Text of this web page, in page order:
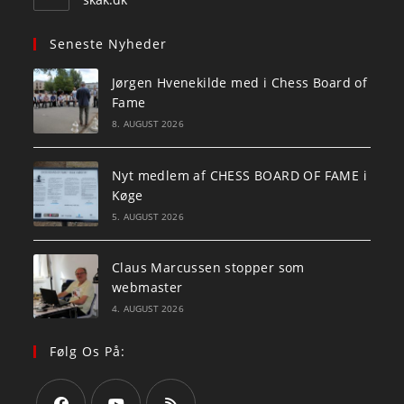
Seneste Nyheder
Jørgen Hvenekilde med i Chess Board of
Fame
8. AUGUST 2026
Nyt medlem af CHESS BOARD OF FAME i
Køge
5. AUGUST 2026
Claus Marcussen stopper som
webmaster
4. AUGUST 2026
Følg Os På: